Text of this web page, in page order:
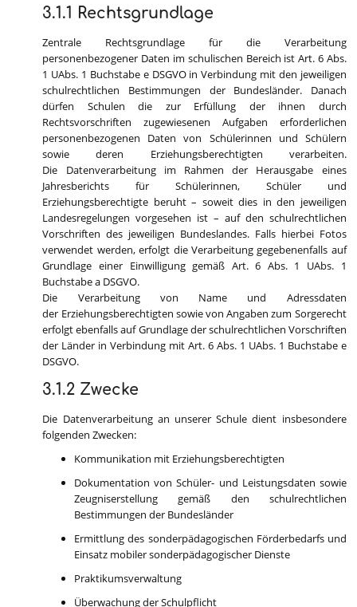
3.1.1 Rechtsgrundlage
Zentrale Rechtsgrundlage für die Verarbeitung
personenbezogener Daten im schulischen Bereich ist Art. 6 Abs.
1 UAbs. 1 Buchstabe e DSGVO in Verbindung mit den jeweiligen
schulrechtlichen Bestimmungen der Bundesländer. Danach
dürfen Schulen die zur Erfüllung der ihnen durch
Rechtsvorschriften zugewiesenen Aufgaben erforderlichen
personenbezogenen Daten von Schülerinnen und Schülern
sowie deren Erziehungsberechtigten verarbeiten.
Die Datenverarbeitung im Rahmen der Herausgabe eines
Jahresberichts für Schülerinnen, Schüler und
Erziehungsberechtigte beruht – soweit dies in den jeweiligen
Landesregelungen vorgesehen ist – auf den schulrechtlichen
Vorschriften des jeweiligen Bundeslandes. Falls hierbei Fotos
verwendet werden, erfolgt die Verarbeitung gegebenenfalls auf
Grundlage einer Einwilligung gemäß Art. 6 Abs. 1 UAbs. 1
Buchstabe a DSGVO.
Die Verarbeitung von Name und Adressdaten
der Erziehungsberechtigten sowie von Angaben zum Sorgerecht
erfolgt ebenfalls auf Grundlage der schulrechtlichen Vorschriften
der Länder in Verbindung mit Art. 6 Abs. 1 UAbs. 1 Buchstabe e
DSGVO.
3.1.2 Zwecke
Die Datenverarbeitung an unserer Schule dient insbesondere
folgenden Zwecken:
Kommunikation mit Erziehungsberechtigten
Dokumentation von Schüler- und Leistungsdaten sowie
Zeugniserstellung gemäß den schulrechtlichen
Bestimmungen der Bundesländer
Ermittlung des sonderpädagogischen Förderbedarfs und
Einsatz mobiler sonderpädagogischer Dienste
Praktikumsverwaltung
Überwachung der Schulpflicht